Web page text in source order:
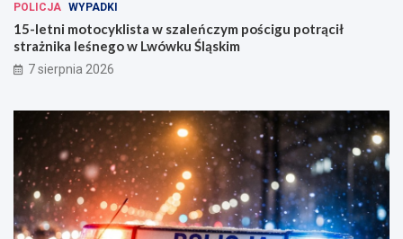
POLICJA WYPADKI
15-letni motocyklista w szaleńczym pościgu potrącił
strażnika leśnego w Lwówku Śląskim
7 sierpnia 2026